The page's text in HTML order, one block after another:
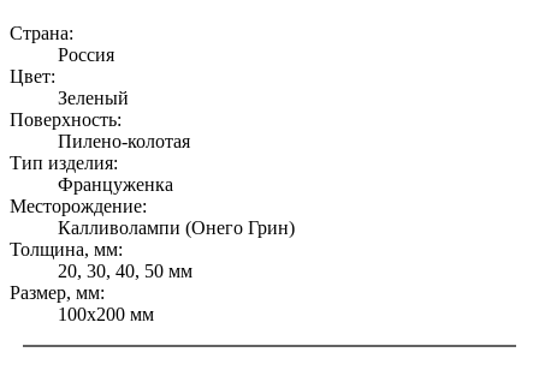
Страна:
Россия
Цвет:
Зеленый
Поверхность:
Пилено-колотая
Тип изделия:
Француженка
Месторождение:
Калливолампи (Онего Грин)
Толщина, мм:
20, 30, 40, 50 мм
Размер, мм:
100x200 мм